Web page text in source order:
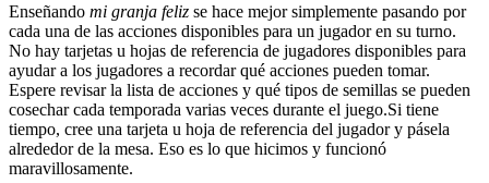
Enseñando mi granja feliz se hace mejor simplemente pasando por
cada una de las acciones disponibles para un jugador en su turno.
No hay tarjetas u hojas de referencia de jugadores disponibles para
ayudar a los jugadores a recordar qué acciones pueden tomar.
Espere revisar la lista de acciones y qué tipos de semillas se pueden
cosechar cada temporada varias veces durante el juego.Si tiene
tiempo, cree una tarjeta u hoja de referencia del jugador y pásela
alrededor de la mesa. Eso es lo que hicimos y funcionó
maravillosamente.